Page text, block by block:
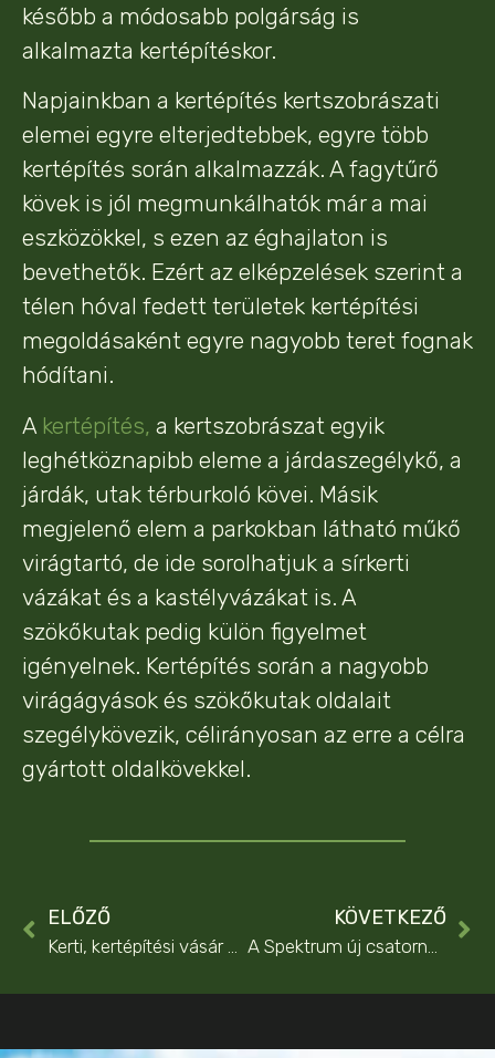
később a módosabb polgárság is
alkalmazta kertépítéskor.
Napjainkban a kertépítés kertszobrászati
elemei egyre elterjedtebbek, egyre több
kertépítés során alkalmazzák. A fagytűrő
kövek is jól megmunkálhatók már a mai
eszközökkel, s ezen az éghajlaton is
bevethetők. Ezért az elképzelések szerint a
télen hóval fedett területek kertépítési
megoldásaként egyre nagyobb teret fognak
hódítani.
A kertépítés, a kertszobrászat egyik
leghétköznapibb eleme a járdaszegélykő, a
járdák, utak térburkoló kövei. Másik
megjelenő elem a parkokban látható műkő
virágtartó, de ide sorolhatjuk a sírkerti
vázákat és a kastélyvázákat is. A
szökőkutak pedig külön figyelmet
igényelnek. Kertépítés során a nagyobb
virágágyások és szökőkutak oldalait
szegélykövezik, célirányosan az erre a célra
gyártott oldalkövekkel.
ELŐZŐ KÖVETKEZŐ